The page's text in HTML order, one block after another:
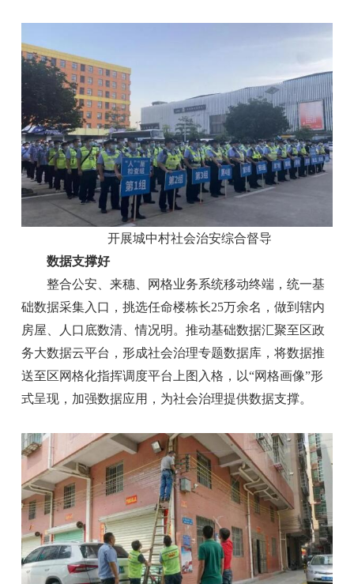
开展城中村社会治安综合督导
数据支撑好
整合公安、来穗、网格业务系统移动终端，统一基
础数据采集入口，挑选任命楼栋长25万余名，做到辖内
房屋、人口底数清、情况明。推动基础数据汇聚至区政
务大数据云平台，形成社会治理专题数据库，将数据推
送至区网格化指挥调度平台上图入格，以“网格画像”形
式呈现，加强数据应用，为社会治理提供数据支撑。